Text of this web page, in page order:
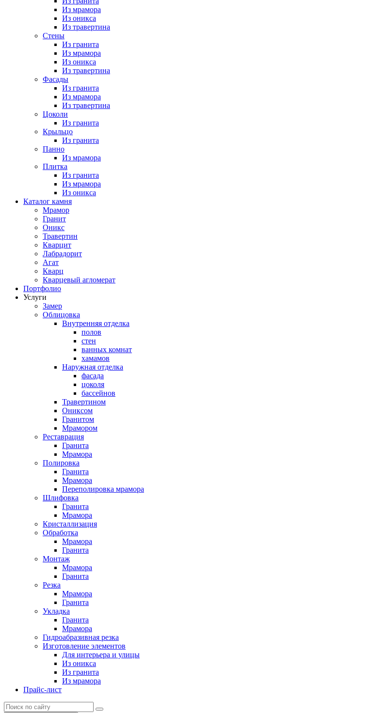
Из мрамора
Из оникса
Из травертина
Стены
Из гранита
Из мрамора
Из оникса
Из травертина
Фасады
Из гранита
Из мрамора
Из травертина
Цоколи
Из гранита
Крыльцо
Из гранита
Панно
Из мрамора
Плитка
Из гранита
Из мрамора
Из оникса
Каталог камня
Мрамор
Гранит
Оникс
Травертин
Кварцит
Лабрадорит
Агат
Кварц
Кварцевый агломерат
Портфолио
Услуги
Замер
Облицовка
Внутренняя отделка
полов
стен
ванных комнат
хамамов
Наружная отделка
фасада
цоколя
бассейнов
Травертином
Ониксом
Гранитом
Мрамором
Реставрация
Гранита
Мрамора
Полировка
Гранита
Мрамора
Переполировка мрамора
Шлифовка
Гранита
Мрамора
Кристаллизация
Обработка
Мрамора
Гранита
Монтаж
Мрамора
Гранита
Резка
Мрамора
Гранита
Укладка
Гранита
Мрамора
Гидроабразивная резка
Изготовление элементов
Для интерьера и улицы
Из оникса
Из гранита
Из мрамора
Прайс-лист